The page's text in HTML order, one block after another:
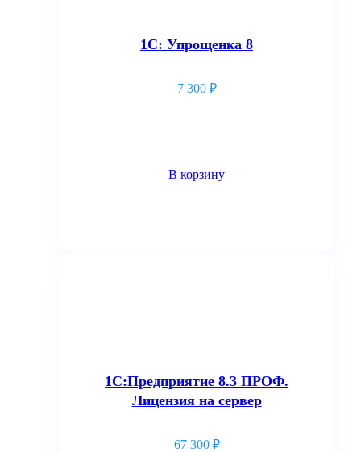
1С: Упрощенка 8
7 300 ₽
В корзину
1С:Предприятие 8.3 ПРОФ.
Лицензия на сервер
67 300 ₽